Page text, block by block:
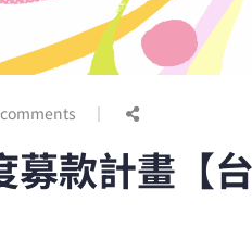
募款計畫【